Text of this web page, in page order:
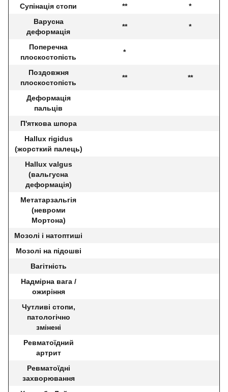
Супінація стопи
**
*
Варусна
деформація
** *
Поперечна
плоскостопість
*
Поздовжня
плоскостопість
** **
Деформація
пальців
П'яткова шпора
Hallux rigidus
(жорсткий палець)
Hallux valgus
(вальгусна
деформація)
Метатарзальгія
(невроми
Мортона)
Мозолі і натоптиші
Мозолі на підошві
Вагітність
Надмірна вага /
ожиріння
Чутливі стопи,
патологічно
змінені
Ревматоїдний
артрит
Ревматоїдні
захворювання